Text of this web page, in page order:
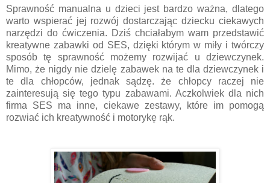
Sprawność manualna u dzieci jest bardzo ważna, dlatego
warto wspierać jej rozwój dostarczając dziecku ciekawych
narzędzi do ćwiczenia. Dziś chciałabym wam przedstawić
kreatywne zabawki od SES, dzięki którym w miły i twórczy
sposób tę sprawność możemy rozwijać u dziewczynek.
Mimo, że nigdy nie dzielę zabawek na te dla dziewczynek i
te dla chłopców, jednak sądzę. że chłopcy raczej nie
zainteresują się tego typu zabawami. Aczkolwiek dla nich
firma SES ma inne, ciekawe zestawy, które im pomogą
rozwiać ich kreatywność i motorykę rąk.